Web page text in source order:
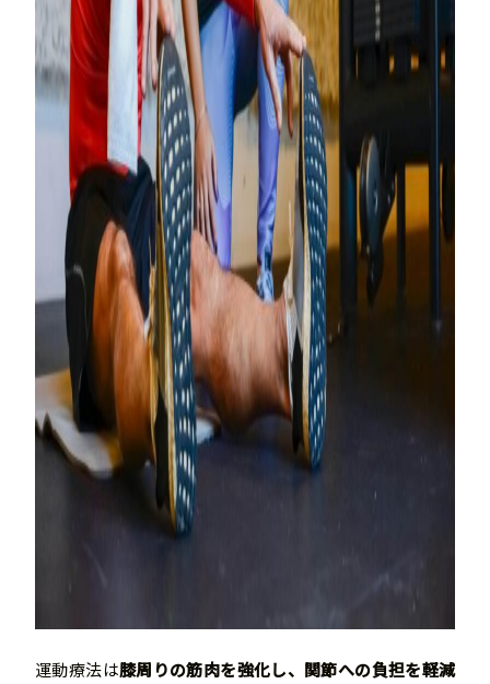
運動療法は膝周りの筋肉を強化し、関節への負担を軽減